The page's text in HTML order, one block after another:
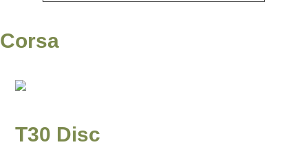
Corsa
T30 Disc